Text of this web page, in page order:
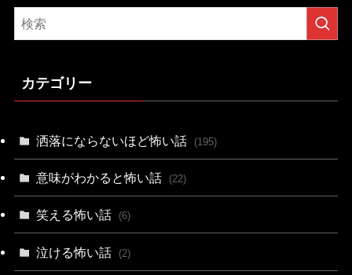
カテゴリー
洒落にならないほど怖い話 (195)
意味がわかると怖い話 (22)
笑える怖い話 (6)
泣ける怖い話 (2)